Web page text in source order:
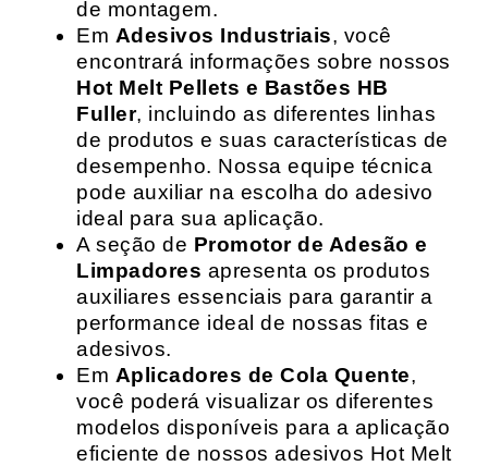
de montagem.
Em Adesivos Industriais, você
encontrará informações sobre nossos
Hot Melt Pellets e Bastões HB
Fuller, incluindo as diferentes linhas
de produtos e suas características de
desempenho. Nossa equipe técnica
pode auxiliar na escolha do adesivo
ideal para sua aplicação.
A seção de Promotor de Adesão e
Limpadores apresenta os produtos
auxiliares essenciais para garantir a
performance ideal de nossas fitas e
adesivos.
Em Aplicadores de Cola Quente,
você poderá visualizar os diferentes
modelos disponíveis para a aplicação
eficiente de nossos adesivos Hot Melt